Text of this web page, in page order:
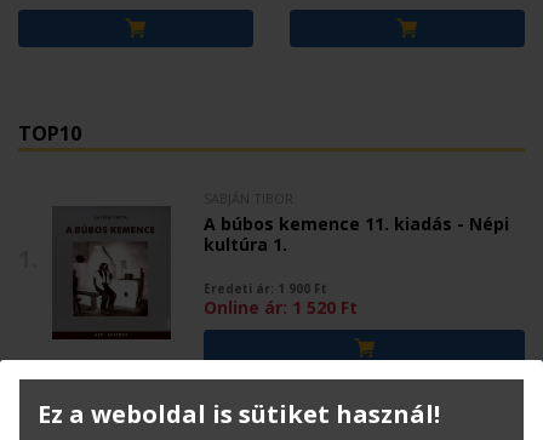
TOP10
A búbos kemence 11. kiadás - Népi
kultúra 1.
Eredeti ár: 1 900 Ft
Online ár: 1 520 Ft
Ez a weboldal is sütiket használ!